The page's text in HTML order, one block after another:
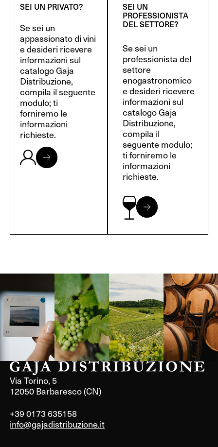
SEI UN PRIVATO?
Se sei un
appassionato di vini
e desideri ricevere
informazioni sul
catalogo Gaja
Distribuzione,
compila il seguente
modulo; ti
forniremo le
informazioni
richieste.
SEI UN
PROFESSIONISTA
DEL SETTORE?
Se sei un
professionista del
settore
enogastronomico
e desideri ricevere
informazioni sul
catalogo Gaja
Distribuzione,
compila il
seguente modulo;
ti forniremo le
informazioni
richieste.
Borgogna,
Francia
Borgogna,
Francia
Instagram
Via Torino, 5
12050 Barbaresco (CN)
+39 0173 635158
info@gajadistribuzione.it